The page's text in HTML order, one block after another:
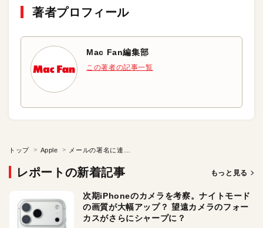
著者プロフィール
Mac Fan編集部
この著者の記事一覧
トップ Apple
レポートの新着記事 もっと見る
次期iPhoneのカメラを考察。ナイトモード
の画質が大幅アップ？ 望遠カメラのフォー
カスがさらにシャープに？